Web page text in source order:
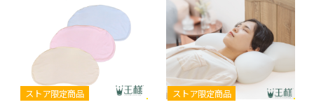
ストア限定商品 ストア限定商品